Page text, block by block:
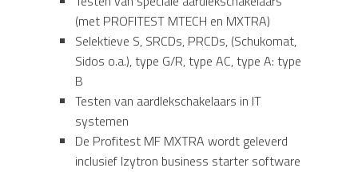
(met PROFITEST MTECH en MXTRA)
Selektieve S, SRCDs, PRCDs, (Schukomat,
Sidos o.a.), type G/R, type AC, type A: type
B
Testen van aardlekschakelaars in IT
systemen
De Profitest MF MXTRA wordt geleverd
inclusief Izytron business starter software